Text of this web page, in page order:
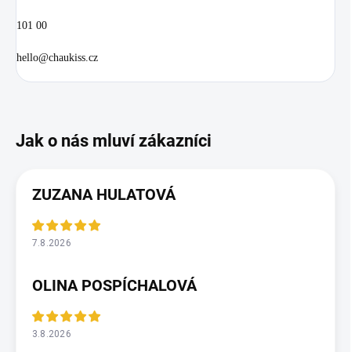
101 00
hello@chaukiss.cz
ZUZANA HULATOVÁ
7.8.2026
OLINA POSPÍCHALOVÁ
3.8.2026